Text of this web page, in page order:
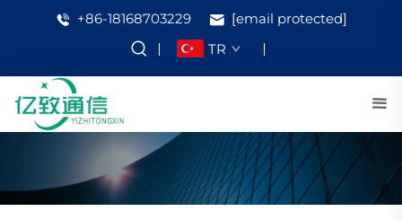
+86-18168703229
[email protected]
TR